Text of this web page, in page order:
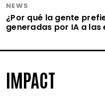
NEWS
¿Por qué la gente
generadas por IA a
IMPACT